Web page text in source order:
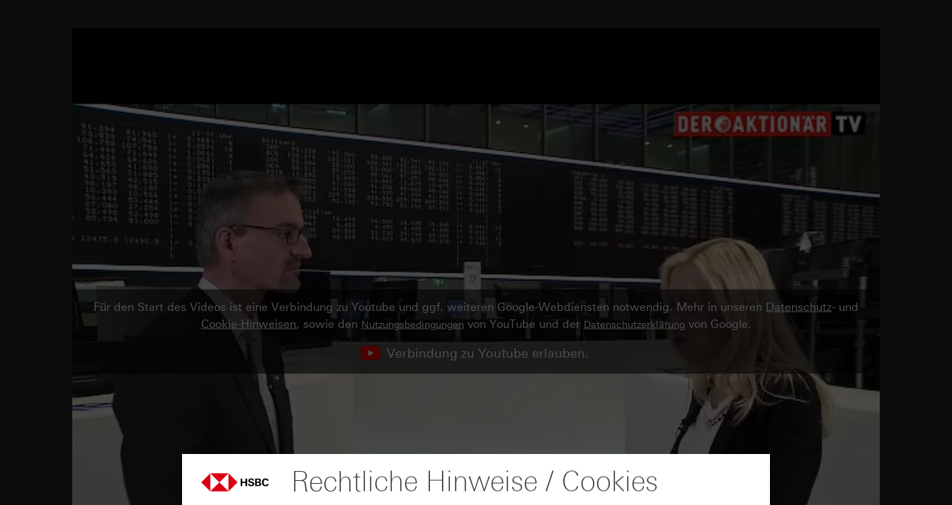
Für den Start des Videos ist eine Verbindung zu Youtube und ggf. weiteren Google-Webdiensten notwendig. Mehr in unseren Datenschutz- und
Cookie-Hinweisen, sowie den Nutzungsbedingungen von YouTube und der Datenschutzerklärungvon Google.
Verbindung zu Youtube erlauben.
Rechtliche Hinweise / Cookies